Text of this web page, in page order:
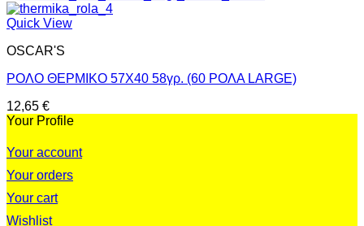
Quick View
OSCAR'S
ΡΟΛΟ ΘΕΡΜΙΚΟ 57Χ40 58γρ. (60 ΡΟΛΑ LARGE)
12,65 €
Your Profile
Your account
Your orders
Your cart
Wishlist